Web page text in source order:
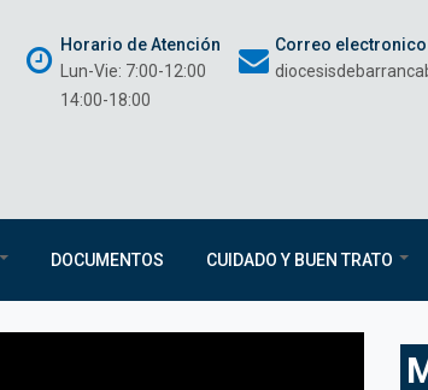
Horario de Atención
Lun-Vie: 7:00-12:00
14:00-18:00
Correo electronico
DOCUMENTOS CUIDADO Y BUEN TRATO